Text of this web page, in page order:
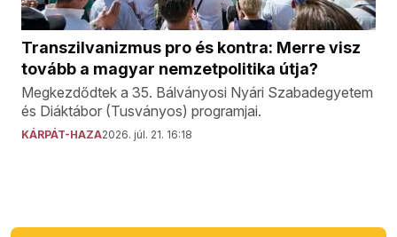
Transzilvanizmus pro és kontra: Merre visz
tovább a magyar nemzetpolitika útja?
Megkezdődtek a 35. Bálványosi Nyári Szabadegyetem
és Diáktábor (Tusványos) programjai.
KÁRPÁT-HAZA2026. júl. 21. 16:18